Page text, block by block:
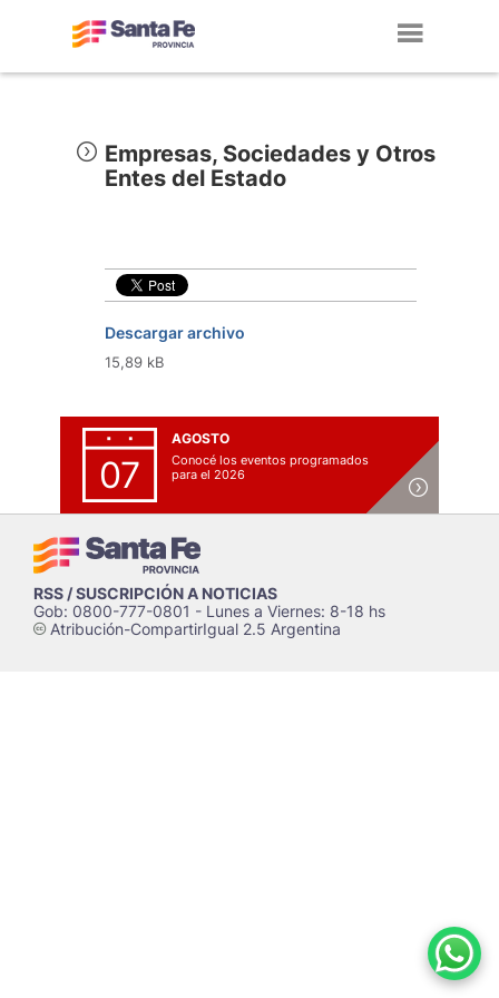
Empresas, Sociedades y Otros
Entes del Estado
Descargar archivo
15,89 kB
07
AGOSTO
Conocé los eventos programados
para el 2026
RSS / SUSCRIPCIÓN A NOTICIAS
Gob: 0800-777-0801 - Lunes a Viernes: 8-18 hs
cAtribución-CompartirIgual 2.5 Argentina